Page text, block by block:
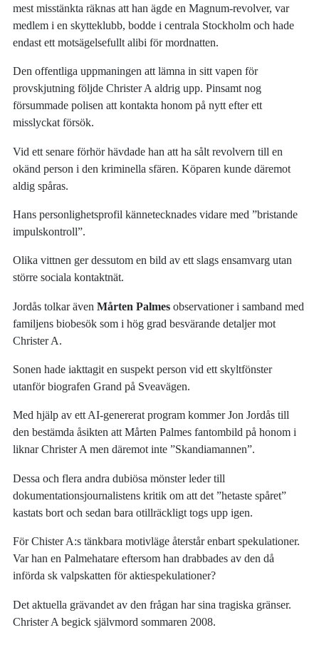
mest misstänkta räknas att han ägde en Magnum-revolver, var
medlem i en skytteklubb, bodde i centrala Stockholm och hade
endast ett motsägelsefullt alibi för mordnatten.
Den offentliga uppmaningen att lämna in sitt vapen för
provskjutning följde Christer A aldrig upp. Pinsamt nog
försummade polisen att kontakta honom på nytt efter ett
misslyckat försök.
Vid ett senare förhör hävdade han att ha sålt revolvern till en
okänd person i den kriminella sfären. Köparen kunde däremot
aldig spåras.
Hans personlighetsprofil kännetecknades vidare med ”bristande
impulskontroll”.
Olika vittnen ger dessutom en bild av ett slags ensamvarg utan
större sociala kontaktnät.
Jordås tolkar även Mårten Palmes observationer i samband med
familjens biobesök som i hög grad besvärande detaljer mot
Christer A.
Sonen hade iakttagit en suspekt person vid ett skyltfönster
utanför biografen Grand på Sveavägen.
Med hjälp av ett AI-genererat program kommer Jon Jordås till
den bestämda åsikten att Mårten Palmes fantombild på honom i
liknar Christer A men däremot inte ”Skandiamannen”.
Dessa och flera andra dubiösa mönster leder till
dokumentationsjournalistens kritik om att det ”hetaste spåret”
kastats bort och sedan bara otillräckligt togs upp igen.
För Chister A:s tänkbara motivläge återstår enbart spekulationer.
Var han en Palmehatare eftersom han drabbades av den då
införda sk valpskatten för aktiespekulationer?
Det aktuella grävandet av den frågan har sina tragiska gränser.
Christer A begick självmord sommaren 2008.